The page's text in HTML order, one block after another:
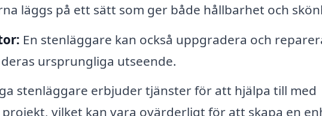
läggs på ett sätt som ger både hållbarhet och
En stenläggare kan också uppgradera och
ursprungliga utseende.
stenläggare erbjuder tjänster för att hjälpa till med
vilket kan vara ovärderligt för att skapa en